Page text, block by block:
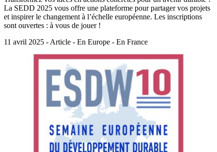
La SEDD 2025 vous offre une plateforme pour partager vos projets
et inspirer le changement à l’échelle européenne. Les inscriptions
sont ouvertes : à vous de jouer !
11 avril 2025 - Article - En Europe - En France